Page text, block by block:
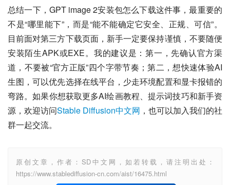
总结一下，GPT image 2安装包怎么下载这件事，最重要的
不是“哪里能下”，而是“能不能确定它安全、正规、可信”。
目前面对第三方下载页面，新手一定要保持谨慎，不要随便
安装陌生APK或EXE。我的建议是：第一，先确认官方渠
道，不要被“官方正版”四个字带节奏；第二，想快速体验AI
生图，可以优先选择在线平台，少走环境配置和显卡报错的
弯路。如果你想获取更多AI绘画教程、提示词技巧和新手资
源，欢迎访问Stable Diffusion中文网 ，也可以加入我们的社
群一起交流。
原创文章，作者：SD中文网，如若转载，请注明出处：
https://www.stablediffusion-cn.com/aist/16475.html